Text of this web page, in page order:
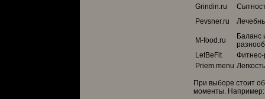
Grindin.ru
Pevsner.ru
M-food.ru
Баланс
LetBeFit
Фитнес-
Priem.menu
При выборе стоит
моменты. Например: